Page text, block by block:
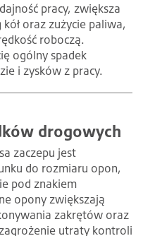
pracy, zwiększa
oraz zużycie paliwa,
roboczą.
ogólny spadek
i zysków z pracy.
drogowych
zaczepu jest
do rozmiaru opon,
pod znakiem
opony zwiększają
zakrętów oraz
utraty kontroli